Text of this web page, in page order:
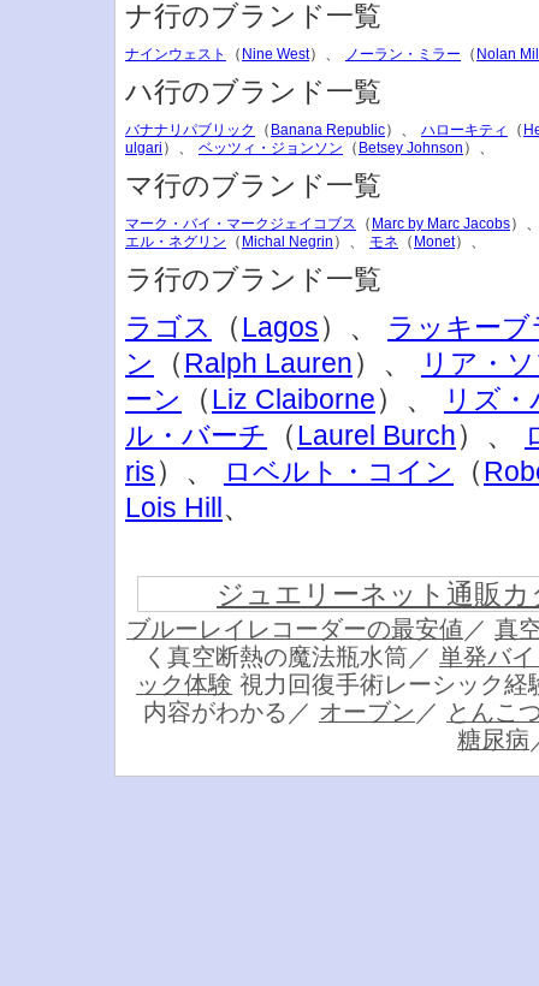
ナ行のブランド一覧
ナインウェスト （ Nine West）、 ノーラン・ミラー （ Nolan
ハ行のブランド一覧
バナナリパブリック （ Banana Republic）、 ハローキティ （
ulgari ）、 ベッツィ・ジョンソン （ Betsey Johnson ）、
マ行のブランド一覧
マーク・バイ・マークジェイコブス （ Marc by Marc Jacobs）
エル・ネグリン （ Michal Negrin ）、 モネ （ Monet）、
ラ行のブランド一覧
ラゴス
（Lagos）、
ラッキー
ン
（Ralph Lauren）、
リア・
ーン
（Liz Claiborne）、
リズ
ル・バーチ
（Laurel Burch）、
ris）、 ロベルト・コイン （
Lois Hill、
ジュエリーネット通販
ブルーレイレコーダーの最安値 ／ 真
く真空断熱の魔法瓶水筒／ 単発バ
ック体験 視力回復手術レーシック
内容がわかる／ オーブン ／ とんこ
糖尿病